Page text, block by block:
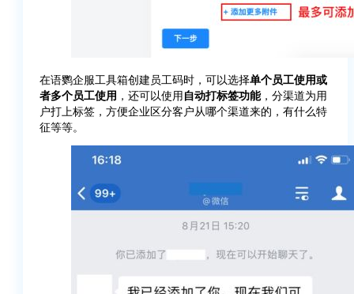
在语鹦企服工具箱创建员工码时，可以选择单个员工使用或
者多个员工使用 ，还可以使用自动打标签功能，分渠道为用
户打上标签，方便企业区分客户从哪个渠道来的，有什么特
征等等。